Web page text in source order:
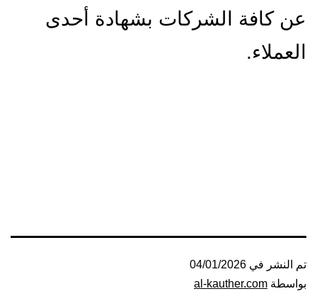
عن كافة الشركات بشهادة أحدى
العملاء.
تم النشر في 04/01/2026
بواسطة al-kauther.com